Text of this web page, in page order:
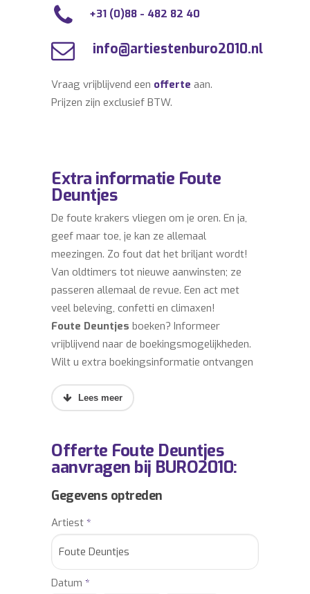
+31 (0)88 - 482 82 40
info@artiestenburo2010.nl
Vraag vrijblijvend een offerte aan.
Prijzen zijn exclusief BTW.
Extra informatie Foute
Deuntjes
De foute krakers vliegen om je oren. En ja,
geef maar toe, je kan ze allemaal
meezingen. Zo fout dat het briljant wordt!
Van oldtimers tot nieuwe aanwinsten; ze
passeren allemaal de revue. Een act met
veel beleving, confetti en climaxen!
Foute Deuntjes boeken? Informeer
vrijblijvend naar de boekingsmogelijkheden.
Wilt u extra boekingsinformatie ontvangen
Deuntjes, neem dan gerust contact met
gratis en vrijblijvend over de meest actuele
prijs en de eventuele overige kosten om een
optreden mogelijk te maken (o.a. podium,
techniek, optionele verzekering, btw-%).
BURO2010 is het directe en officiële
boekingskantoor voor de boekingen van
vele andere bekende artiesten, sprekers,
sporters en overig entertainment.
Offerte Foute Deuntjes
aanvragen bij BURO2010:
Gegevens optreden
Artiest *
Datum *